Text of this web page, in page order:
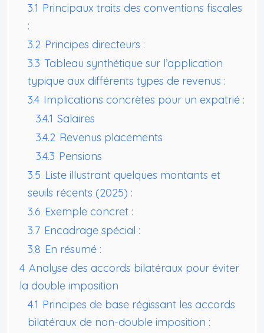
3.1 Principaux traits des conventions fiscales
:
3.2 Principes directeurs :
3.3 Tableau synthétique sur l’application
typique aux différents types de revenus :
3.4 Implications concrètes pour un expatrié :
3.4.1 Salaires
3.4.2 Revenus placements
3.4.3 Pensions
3.5 Liste illustrant quelques montants et
seuils récents (2025) :
3.6 Exemple concret :
3.7 Encadrage spécial :
3.8 En résumé :
4 Analyse des accords bilatéraux pour éviter
la double imposition
4.1 Principes de base régissant les accords
bilatéraux de non-double imposition :